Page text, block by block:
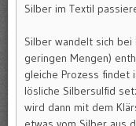
Silber im Textil
Silber wandelt sich
geringen Mengen)
gleiche Prozess findet
lösliche Silbersulfid
wird dann mit dem